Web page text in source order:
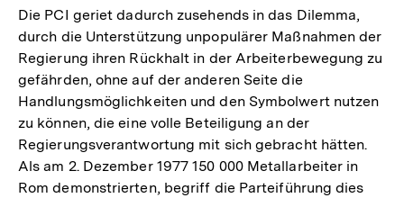
Die PCI geriet dadurch zusehends in das Dilemma,
durch die Unterstützung unpopulärer Maßnahmen der
Regierung ihren Rückhalt in der Arbeiterbewegung zu
gefährden, ohne auf der anderen Seite die
Handlungsmöglichkeiten und den Symbolwert nutzen
zu können, die eine volle Beteiligung an der
Regierungsverantwortung mit sich gebracht hätten.
Als am 2. Dezember 1977 150 000 Metallarbeiter in
Rom demonstrierten, begriff die Parteiführung dies